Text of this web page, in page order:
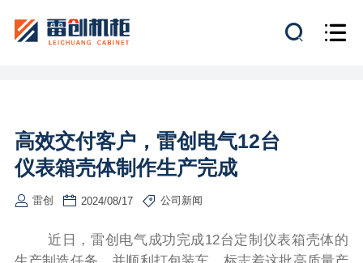
高效交付客户，雷创电气12台
仪表箱壳体制作生产完成
雷创 2024/08/17 公司新闻
近日，雷创电气成功完成12台定制仪表箱壳体的